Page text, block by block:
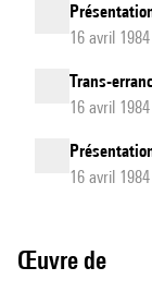
16 avril
Trans-
16 avril
16 avril
Œuvre de